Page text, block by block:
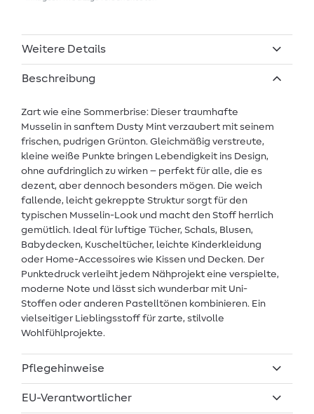
Weitere Details
Beschreibung
Zart wie eine Sommerbrise: Dieser traumhafte
Musselin in sanftem Dusty Mint verzaubert mit seinem
frischen, pudrigen Grünton. Gleichmäßig verstreute,
kleine weiße Punkte bringen Lebendigkeit ins Design,
ohne aufdringlich zu wirken – perfekt für alle, die es
dezent, aber dennoch besonders mögen. Die weich
fallende, leicht gekreppte Struktur sorgt für den
typischen Musselin-Look und macht den Stoff herrlich
gemütlich. Ideal für luftige Tücher, Schals, Blusen,
Babydecken, Kuscheltücher, leichte Kinderkleidung
oder Home-Accessoires wie Kissen und Decken. Der
Punktedruck verleiht jedem Nähprojekt eine verspielte,
moderne Note und lässt sich wunderbar mit Uni-
Stoffen oder anderen Pastelltönen kombinieren. Ein
vielseitiger Lieblingsstoff für zarte, stilvolle
Wohlfühlprojekte.
Pflegehinweise
EU-Verantwortlicher